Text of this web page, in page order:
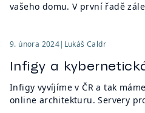
vašeho domu. V první řadě
9. února 2024| Lukáš Caldr
Infigy a
Infigy vyvíjíme v ČR a tak
online architekturu. Servery